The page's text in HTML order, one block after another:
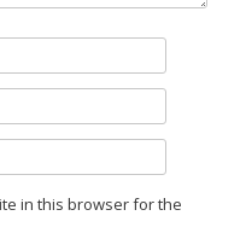
in this browser for the